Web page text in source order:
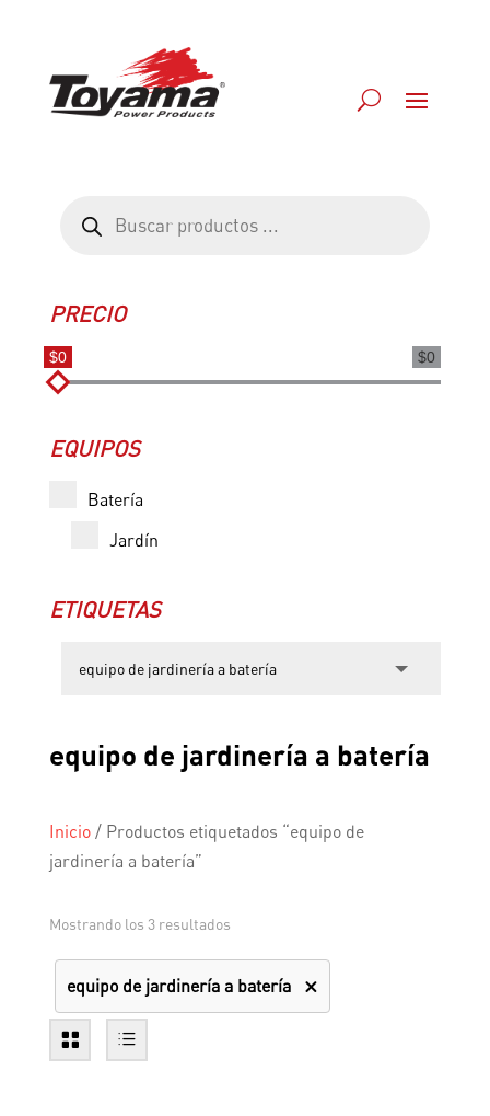
productos
PRECIO
$0
$0
EQUIPOS
Batería
Jardín
ETIQUETAS
equipo de jardinería a batería
Inicio/ Productos etiquetados “equipo de
jardinería a batería”
Mostrando los 3 resultados
equipo de jardinería a batería